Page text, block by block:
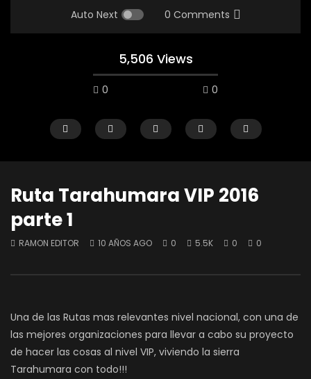
Auto Next 0 Comments
5,506 Views
0 0
Ruta Tarahumara VIP 2016
parte 1
RAMON EDITOR 10 AÑOS AGO 0 5.5K 0 0
Una de las Rutas mas relevantes nivel nacional, con una de
las mejores organizaciones para llevar a cabo su proyecto
de hacer las cosas al nivel VIP, viviendo la sierra
Tarahumara con todo!!!